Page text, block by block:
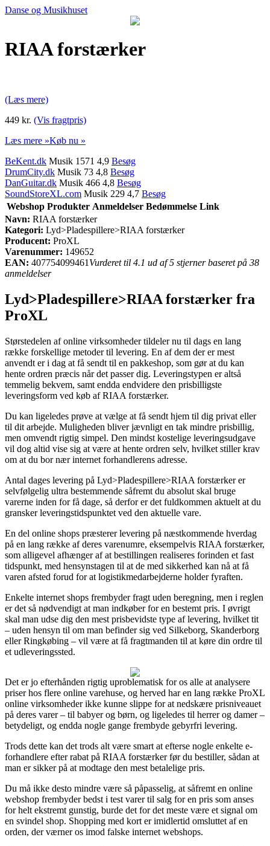
Danse og Musikhuset
RIAA forstærker
(Læs mere)
449 kr. (Vis fragtpris)
Læs mere »Køb nu »
BeKent.dk Musik 1571 4,9 Besøg
DrumCity.dk Musik 73 4,8 Besøg
DanGuitar.dk Musik 466 4,8 Besøg
SoundStoreXL.com Musik 229 4,7 Besøg
Webshop Produkter Anmeldelser Bedømmelse Link
Navn: RIAA forstærker
Kategori: Lyd>Pladespillere>RIAA forstærker
Producent: ProXL
Varenummer: 149652
EAN: 407754099461 Vurderet til 4.1 ud af 5 stjerner baseret på 38
anmeldelser
Lyd>Pladespillere>RIAA forstærker fra
ProXL
Størstedelen af online virksomheder tildeler nu til dags en lang
række forskellige metoder til levering. En af dem der er mest
anvendt er i dag at få sendt til en pakkeshop, som gør at du kan
hente ordren præcis når det passer dig. Leveringstypen er altså
temmelig bekvem, samt endda endvidere den prisbilligste
leveringsform ved køb af RIAA forstærker.
Du kan ligeledes prøve at vælge at få sendt hjem til dig privat eller
til dit arbejde. Muligheden bliver jævnligt en tak mindre prisbillig,
men omvendt rigtig simpel. Den mindst kostelige leveringsudgave
vil dog altid vise sig at være at hente ordren selv, hvilket stiller krav
om at du bor nær internet forhandlerens adresse.
Antal dages levering på Lyd>Pladespillere>RIAA forstærker er
selvfølgelig ultra bestemmende såfremt du absolut skal bruge
varerne inden for få dage, så derfor er det fuldkommen aktuelt at du
gransker leveringstidspunktet ved den aktuelle vare.
En del online shops præsterer levering på næstkommende hverdag
på en lang række af deres varenumre, eksempelvis RIAA forstærker,
som alligevel afhænger af at bestillingen realiseres forinden et fast
tidspunkt, med hensynstagen til at de med sikkerhed kan nå at få
varen afsted forud for at logistikmedarbejderne holder fyraften.
Enkelte internet shops frembyder fragt uden beregning, men i reglen
er det så nødvendigt at man indkøber for en bestemt pris. I øvrigt
skal man udse dig den mest prisbevidste type af levering, hvilket tit
– uden hensyn til om man befinder sig ved Silkeborg, Skanderborg
eller Ringkøbing – vil være at få fragtmanden til at køre din ordre til
et udleveringssted.
Det er jo efterhånden rigtig uproblematisk for os alle at analysere
priser hos flere online varehuse, og herved har en lang række ProXL
online virksomheder ikke kunne slippe for at nedskære prisniveauet
på deres varer – til babyer og børn, og ligeledes til herrer og damer –
betydeligt, og endda nogle gange frembyde gebyrfri levering.
Trods dette kan det trods alt være smart at efterse nogle enkelte e-
forhandlere efter rabat på RIAA forstærker før du bestiller, sådan at
man er sikker på at modtage den mest betalelige pris.
Du må ikke desto mindre være så påpasselig, at såfremt en online
webshop frembyder bedst i test varer til salg for en pris som anses
for helt ekstremt gunstig, burde det for det meste være et signal om
en svindel shop. Shopping med kort er imidlertid omsluttet af en
orden, der værner os imod falske internet webshops.